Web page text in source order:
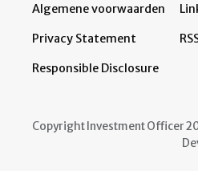
Algemene voorwaarden
Privacy Statement
Responsible Disclosure
Copyright Investment Officer